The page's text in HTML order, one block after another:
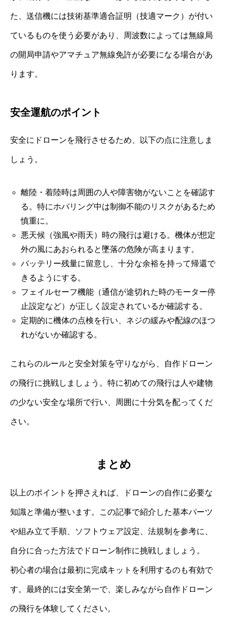
た、送信機には技術基準適合証明（技適マーク）が付い
ているものを使う必要があり、周波数によっては無線局
の開局申請やアマチュア無線免許が必要になる場合があ
ります。
安全運航のポイント
安全にドローンを飛行させるため、以下の点に注意しま
しょう。
離陸・着陸時は周囲の人や障害物がないことを確認す
る。特にホバリング中は制御不能のリスクがあるため
慎重に。
悪天候（強風や雨天）時の飛行は避ける。機体が想定
外の風にあおられると墜落の危険が高まります。
バッテリー残量に留意し、十分な余裕を持って帰還で
きるようにする。
フェイルセーフ機能（通信が途切れた時のモーター停
止設定など）が正しく設定されているか確認する。
定期的に機体の点検を行い、ネジの緩みや配線のほつ
れがないか確認する。
これらのルールと安全対策を守りながら、自作ドローン
の飛行に挑戦しましょう。特に初めての飛行は人や建物
の少ない安全な場所で行い、周囲に十分気を配ってくだ
さい。
まとめ
以上のポイントを押さえれば、ドローンの自作に必要な
知識と準備が整います。この記事で紹介した基本パーツ
や組み立て手順、ソフトウェア設定、法規制を参考に、
自分に合った方法でドローン制作に挑戦しましょう。
初心者の場合は最初に完成キットを利用するのも有効で
す。最終的には安全第一で、楽しみながら自作ドローン
の飛行を体験してください。